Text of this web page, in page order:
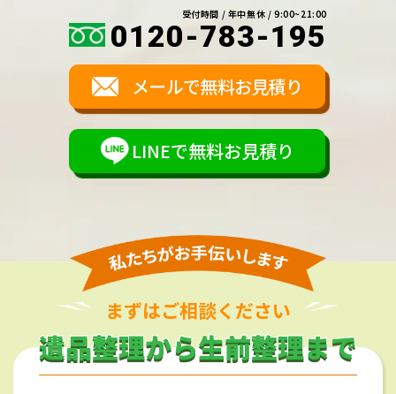
受付時間 / 年中無休 / 9:00~21:00
0120-783-195
メールで無料お見積り
LINEで無料お見積り
まずはご相談ください
遺品整理から生前整理まで
遺品整理から生前整理まで